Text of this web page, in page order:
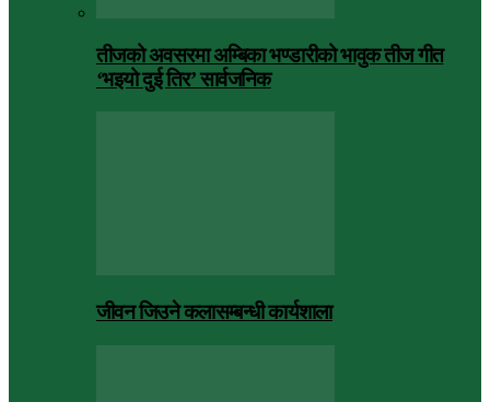
तीजको अवसरमा अम्बिका भण्डारीको भावुक तीज गीत
‘भइयो दुई तिर’ सार्वजनिक
जीवन जिउने कलासम्बन्धी कार्यशाला